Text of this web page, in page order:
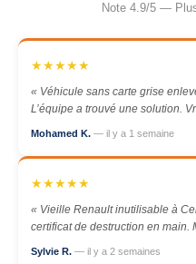
Note 4.9/5 —
★★★★★
« Véhicule sans carte grise
L’équipe a trouvé une solution.
Mohamed K. — il y a 1 semaine
★★★★★
« Vieille Renault inutilisable à
certificat de destruction en main.
Sylvie R. — il y a 2 semaines